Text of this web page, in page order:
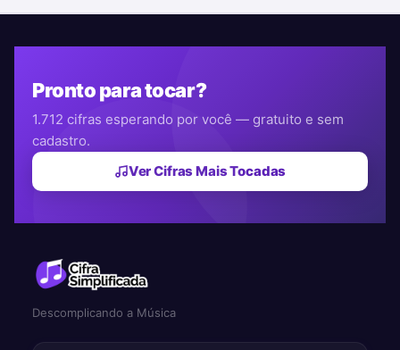
Pronto para tocar?
1.712 cifras esperando por você — gratuito e sem
cadastro.
Ver Cifras Mais Tocadas
Descomplicando a Música